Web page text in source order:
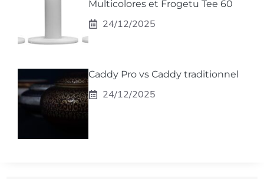
Multicolores et Frogetu Tee 60
24/12/2025
Caddy Pro vs Caddy traditionnel
24/12/2025